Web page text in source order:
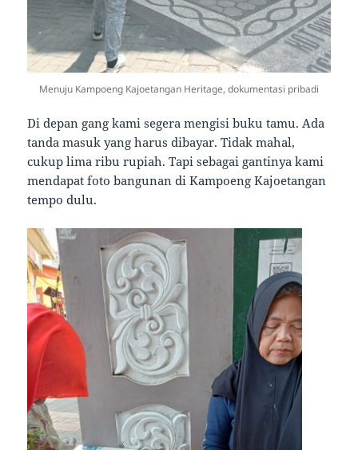
Menuju Kampoeng Kajoetangan Heritage, dokumentasi pribadi
Di depan gang kami segera mengisi buku tamu. Ada
tanda masuk yang harus dibayar. Tidak mahal,
cukup lima ribu rupiah. Tapi sebagai gantinya kami
mendapat foto bangunan di Kampoeng Kajoetangan
tempo dulu.